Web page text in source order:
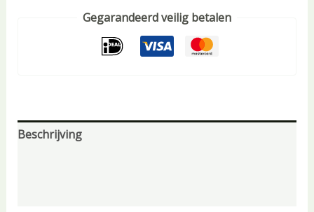
Gegarandeerd veilig betalen
Beschrijving